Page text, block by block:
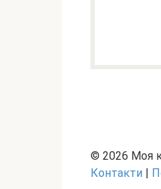
© 2026 Моя
Контакти |